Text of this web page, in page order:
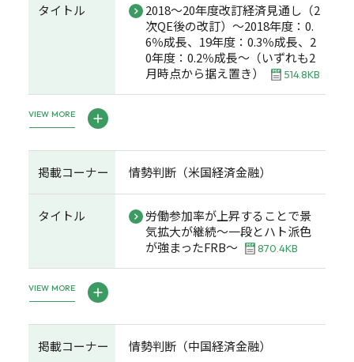
タイトル
2018～20年度改訂経済見通し（2
次QE後の改訂）～2018年度：0.
6％成長、19年度：0.3％成長、2
0年度：0.2％成長～（いずれも2
月時点から据え置き）
514.8KB
VIEW MORE
掲載コーナー 情勢判断（米国経済金融）
タイトル
労働参加率が上昇することで景
気拡大が継続～一段とハト派色
が強まったFRB～
870.4KB
VIEW MORE
掲載コーナー 情勢判断（中国経済金融）